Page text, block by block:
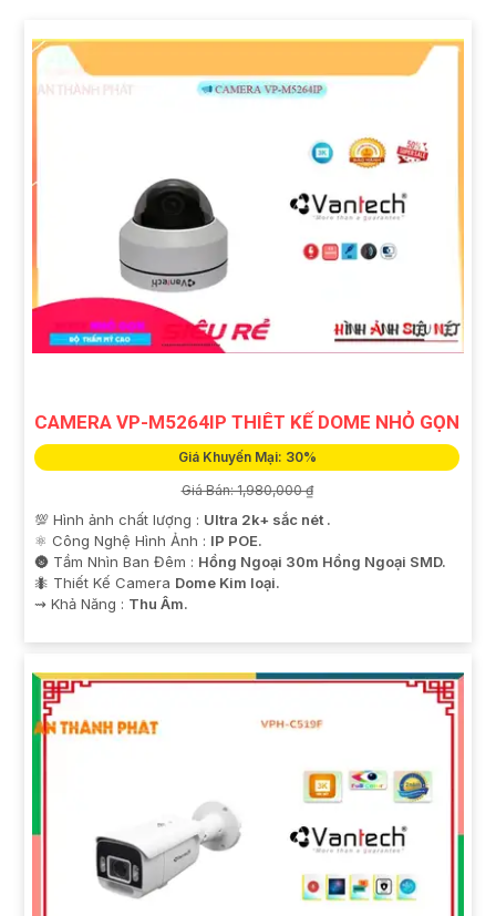
đáng tin cậy và dễ sử dụng.
Điểm mạnh của Camera Vantech là chất lượng dịch vụ
tốt và hỗ trợ khách hàng chu đáo. Đội ngũ nhân viên
kỹ thuật chuyên nghiệp của Vantech sẽ giúp bạn lựa
chọn giải pháp camera phù hợp với nhu cầu và ngân
sách của bạn.
Nếu bạn đang tìm kiếm một giải pháp giám sát an ninh
tốt cho ngôi nhà hoặc doanh nghiệp của mình, Camera
Vantech Việt Nam là một lựa chọn hàng đầu mà bạn có
thể tin tưởng.
CAMERA VP-M5264IP THIÊT KẾ DOME NHỎ GỌN
Giá Khuyến Mại: 30%
Giá Bán: 1,980,000 ₫
💯 Hình ảnh chất lượng : Ultra 2k+ sắc nét .
⚛️ Công Nghệ Hình Ảnh : IP POE.
🌚 Tầm Nhìn Ban Đêm : Hồng Ngoại 30m Hồng Ngoại SMD.
🐜 Thiết Kế Camera Dome Kim loại.
️⇝ Khả Năng : Thu Âm.